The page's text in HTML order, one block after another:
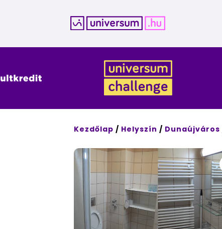
Kezdőlap / Helyszín / Dunaújváros